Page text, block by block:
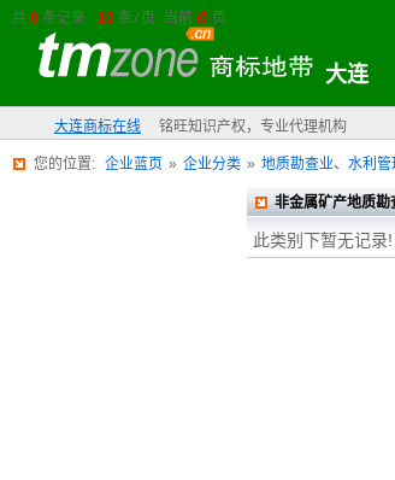
大连
大连商标在线 铭旺知识产权，专业代理机构
您的位置: 企业蓝页 » 企业分类 » 地质勘查业、水利管
非金属矿产地质勘
此类别下暂无记录!
共 0 条记录 10 条/页 当前 /0 页